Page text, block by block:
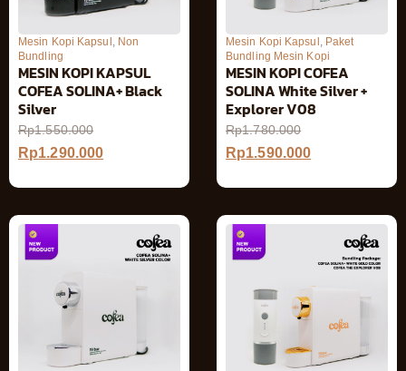
Mesin Kopi Kapsul , Non
Bundling
MESIN KOPI KAPSUL
COFEA SOLINA+ Black
Silver
Rp1.550.000
Rp1.290.000
Mesin Kopi Kapsul , Paket
Bundling Mesin Kopi
MESIN KOPI COFEA
SOLINA White Silver +
Explorer V08
Rp1.780.000
Rp1.590.000